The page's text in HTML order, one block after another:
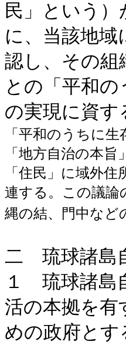
民」という
に、当該地
認し、その組
との「平和
の実現に資
「平和のうちに
「地方自治の本
「住民」に域外
連する。この議論
縄の結、門中など
二 琉球諸島
１ 琉球諸島
活の本拠を
めの政府とす